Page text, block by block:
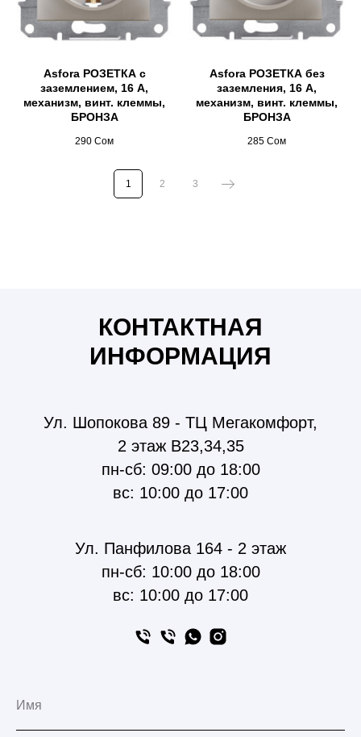
Asfora РОЗЕТКА с
заземлением, 16 А,
механизм, винт. клеммы,
БРОНЗА
290 Сом
Asfora РОЗЕТКА без
заземления, 16 А,
механизм, винт. клеммы,
БРОНЗА
285 Сом
1 2 3
КОНТАКТНАЯ
ИНФОРМАЦИЯ
Ул. Шопокова 89 - ТЦ Мегакомфорт,
2 этаж В23,34,35
пн-сб: 09:00 до 18:00
вс: 10:00 до 17:00
Ул. Панфилова 164 - 2 этаж
пн-сб: 10:00 до 18:00
вс: 10:00 до 17:00